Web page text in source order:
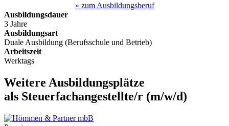
» zum Ausbildungsberuf
Ausbildungsdauer
3 Jahre
Ausbildungsart
Duale Ausbildung (Berufsschule und Betrieb)
Arbeitszeit
Werktags
Weitere Ausbildungsplätze
als Steuerfachangestellte/r (m/w/d)